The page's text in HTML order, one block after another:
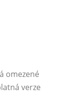
omezené
verze